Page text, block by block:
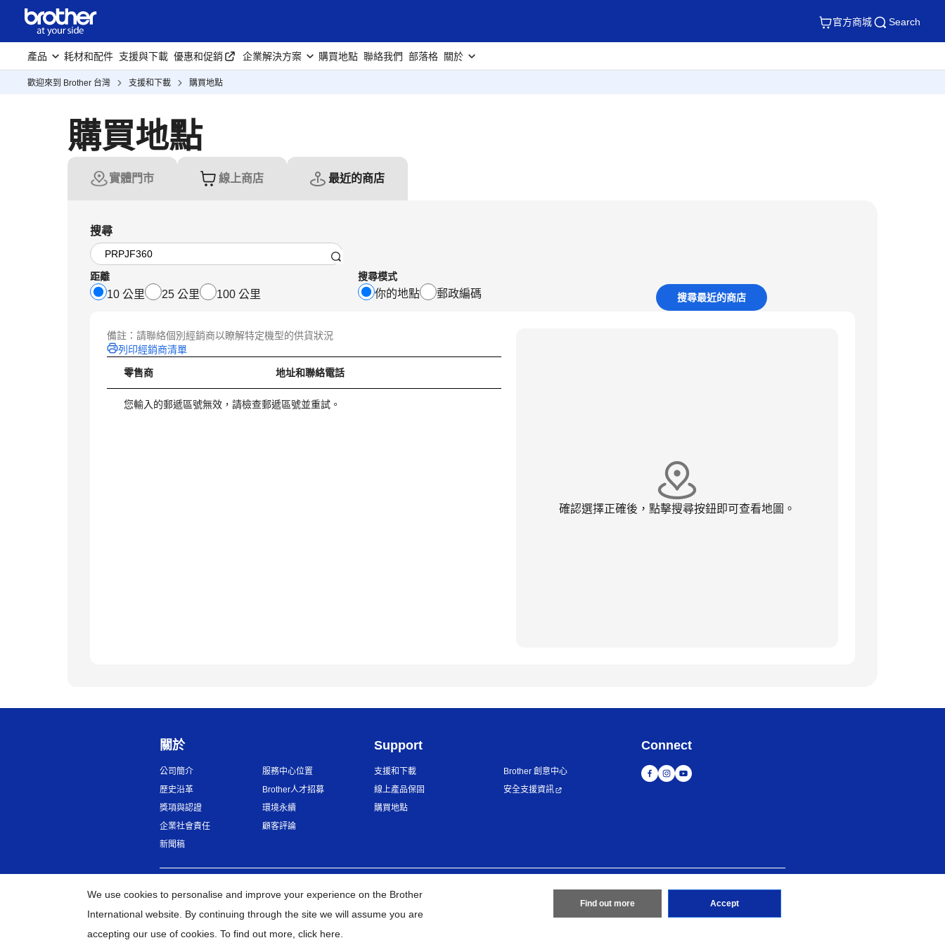
官方商城 Search
產品 耗材和配件 支援與下載 優惠和促銷 企業解決方案 購買地點 聯絡我們 部落格 關於
歡迎來到 Brother 台灣 支援和下載 購買地點
購買地點
實體門市 線上商店 最近的商店
搜尋
距離
10 公里 25 公里 100 公里
搜尋模式
你的地點 郵政編碼 搜尋最近的商店
備註：請聯絡個別經銷商以瞭解特定機型的供貨狀況
列印經銷商清單
零售商 地址和聯絡電話
您輸入的郵遞區號無效，請檢查郵遞區號並重試。
確認選擇正確後，點擊搜尋按鈕即可查看地圖。
關於
公司簡介
歷史沿革
獎項與認證
企業社會責任
新聞稿
服務中心位置
Brother人才招募
環境永續
顧客評論
Support
支援和下載
線上產品保固
購買地點
Brother 創意中心
安全支援資訊
Connect
台灣 全球網路 隱私政策 網站地圖 造訪 Brother 全球網站
BROTHER INTERNATIONAL TAIWAN LTD. All Rights Reserved
We use cookies to personalise and improve your experience on the Brother
International website. By continuing through the site we will assume you are
accepting our use of cookies. To find out more, click here.
Find out more Accept